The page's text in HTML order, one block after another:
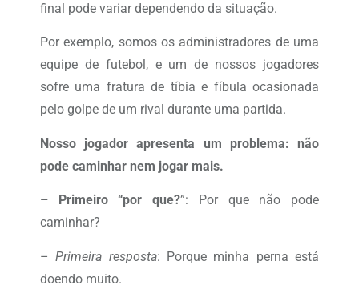
final pode variar dependendo da situação.
Por exemplo, somos os administradores de uma
equipe de futebol, e um de nossos jogadores
sofre uma fratura de tíbia e fíbula ocasionada
pelo golpe de um rival durante uma partida.
Nosso jogador apresenta um problema: não
pode caminhar nem jogar mais.
– Primeiro “por que?”: Por que não pode
caminhar?
–Primeira resposta: Porque minha perna está
doendo muito.